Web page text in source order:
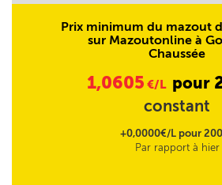
Prix minimum du mazout
sur Mazoutonline à
Chaussée
1,0605 €/L pour
constant
+0,0000€/L pour
Par rapport à hier